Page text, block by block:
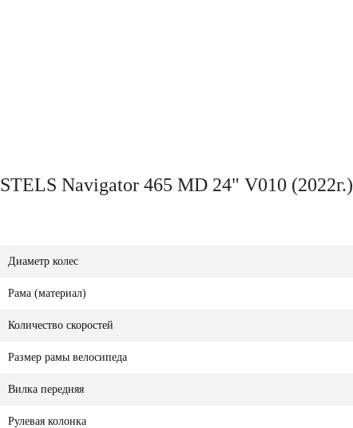
STELS Navigator 465 MD 24" V010 (2022г.)
Диаметр колес
Рама (материал)
Количество скоростей
Размер рамы велосипеда
Вилка передняя
Рулевая колонка